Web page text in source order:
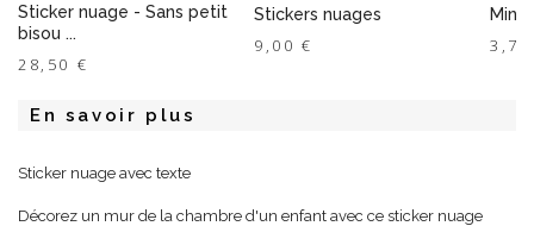
Sticker nuage - Sans petit
bisou ...
28,50 €
Stickers nuages
9,00 €
Mini
En savoir plus
Sticker nuage avec texte
Décorez un mur de la chambre d'un enfant avec ce sticker nuage